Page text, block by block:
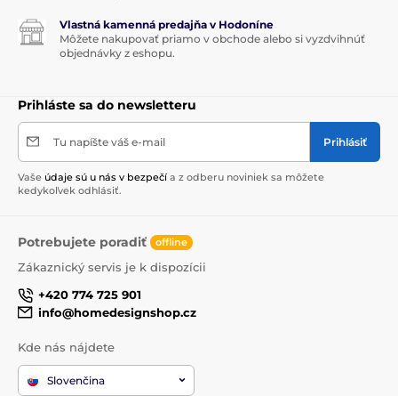
Vlastná kamenná predajňa v Hodoníne
Môžete nakupovať priamo v obchode alebo si vyzdvihnúť
objednávky z eshopu.
Prihláste sa do newsletteru
Tu napíšte váš e-mail Prihlásiť
Vaše údaje sú u nás v bezpečí a z odberu noviniek sa môžete
kedykoľvek odhlásiť.
Potrebujete poradiť offline
Zákaznický servis je k dispozícii
+420 774 725 901
info@homedesignshop.cz
Kde nás nájdete
Slovenčina